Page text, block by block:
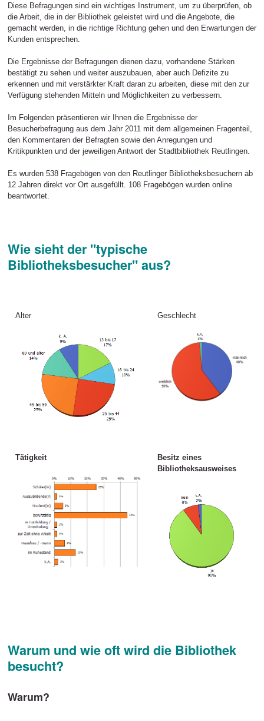
Diese Befragungen sind ein wichtiges Instrument, um zu überprüfen, ob
die Arbeit, die in der Bibliothek geleistet wird und die Angebote, die
gemacht werden, in die richtige Richtung gehen und den Erwartungen der
Kunden entsprechen.
Die Ergebnisse der Befragungen dienen dazu, vorhandene Stärken
bestätigt zu sehen und weiter auszubauen, aber auch Defizite zu
erkennen und mit verstärkter Kraft daran zu arbeiten, diese mit den zur
Verfügung stehenden Mitteln und Möglichkeiten zu verbessern.
Im Folgenden präsentieren wir Ihnen die Ergebnisse der
Besucherbefragung aus dem Jahr 2011 mit dem allgemeinen Fragenteil,
den Kommentaren der Befragten sowie den Anregungen und
Kritikpunkten und der jeweiligen Antwort der Stadtbibliothek Reutlingen.
Es wurden 538 Fragebögen von den Reutlinger Bibliotheksbesuchern ab
12 Jahren direkt vor Ort ausgefüllt. 108 Fragebögen wurden online
beantwortet.
Wie sieht der "typische
Bibliotheksbesucher" aus?
Alter Geschlecht
Tätigkeit
Besitz eines
Bibliotheksausweises
Warum und wie oft wird die Bibliothek
besucht?
Warum?